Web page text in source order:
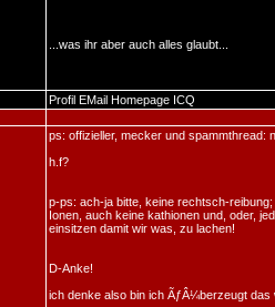
...was ihr aber auch alles glaubt...
Profil EMail Homepage ICQ
ps: offizieller, mecker und spammthread:
h.f?
p-ps: ach-ja bitte, keine rechtsch-
Ionen, auch keine kathionen und, oder,
einsitzen damit wir was, zu lachen!
D-Anke!
ich denke also bin ich ÃƒÂ¼berzeugt